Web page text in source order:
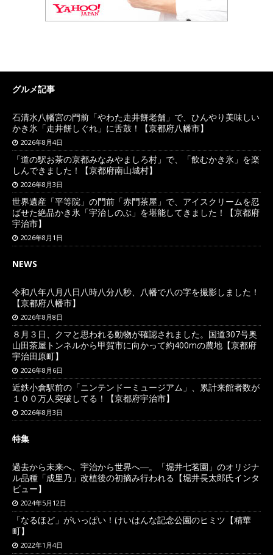
グルメ記事
石清水八幡宮の門前「やわた走井餅老舗」で、ひんやり美味しい
かき氷「走井餅しぐれ」に舌鼓！【京都府八幡市】
2026年8月4日
「道の駅お茶の京都みなみやましろ村」で、「飲むかき氷」を楽
しんできました！【京都府南山城村】
2026年8月3日
世界遺産「平等院」の門前「赤門茶屋」で、アイスクリームを忍
ばせた絶品かき氷「宇治しのぶ」を堪能してきました！【京都府
宇治市】
2026年8月1日
NEWS
令和八年八月八日八時八分八秒、八幡で八の字を撮影しました！
【京都府八幡市】
2026年8月8日
８月３日、クマと思われる動物が確認されました。国道307号奥
山田茶屋トンネルから甲賀市に向かって約400mの農地【京都府
宇治田原町】
2026年8月6日
近鉄小倉駅前の「ニンテンドーミュージアム」、累計来館者数が
１００万人突破してる！【京都府宇治市】
2026年8月3日
特集
過去から未来へ、宇治から世界へ―。「堀井七茗園」のオリジナ
ル品種「成里乃」改植後の初摘み行われる【堀井長太郎氏インタ
ビュー】
2024年5月12日
「なるほど」がいっぱい！けいはんな記念公園のヒミツ【精華
町】
2022年1月4日